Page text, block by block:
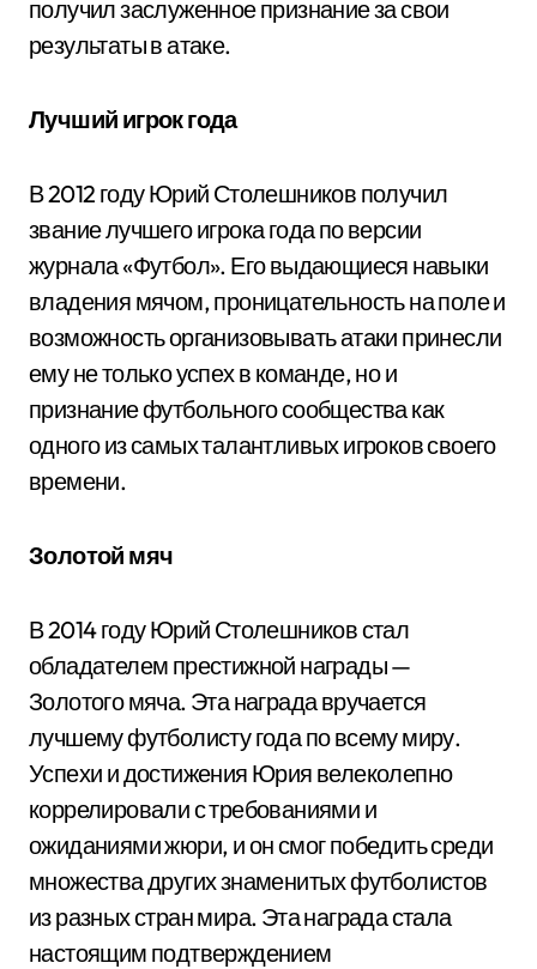
получил заслуженное признание за свои
результаты в атаке.
Лучший игрок года
В 2012 году Юрий Столешников получил
звание лучшего игрока года по версии
журнала «Футбол». Его выдающиеся навыки
владения мячом, проницательность на поле и
возможность организовывать атаки принесли
ему не только успех в команде, но и
признание футбольного сообщества как
одного из самых талантливых игроков своего
времени.
Золотой мяч
В 2014 году Юрий Столешников стал
обладателем престижной награды —
Золотого мяча. Эта награда вручается
лучшему футболисту года по всему миру.
Успехи и достижения Юрия велеколепно
коррелировали с требованиями и
ожиданиями жюри, и он смог победить среди
множества других знаменитых футболистов
из разных стран мира. Эта награда стала
настоящим подтверждением